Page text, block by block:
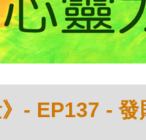
》- EP137 -